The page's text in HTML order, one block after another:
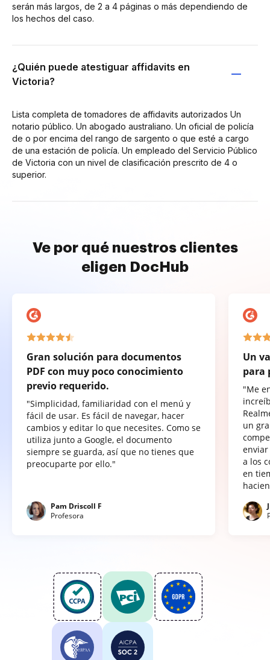
serán más largos, de 2 a 4 páginas o más dependiendo de
los hechos del caso.
¿Quién puede atestiguar affidavits en
Victoria?
Lista completa de tomadores de affidavits autorizados Un
notario público. Un abogado australiano. Un oficial de policía
de o por encima del rango de sargento o que esté a cargo
de una estación de policía. Un empleado del Servicio Público
de Victoria con un nivel de clasificación prescrito de 4 o
superior.
Ve por qué nuestros clientes
eligen DocHub
Gran solución para documentos
PDF con muy poco conocimiento
previo requerido.
"Simplicidad, familiaridad con el menú y
fácil de usar. Es fácil de navegar, hacer
cambios y editar lo que necesites. Como se
utiliza junto a Google, el documento
siempre se guarda, así que no tienes que
preocuparte por ello."
Pam Driscoll F
Profesora
Un
para
"Me
un
a los
en